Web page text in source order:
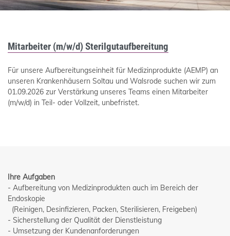
Mitarbeiter (m/w/d) Sterilgutaufbereitung
Für unsere Aufbereitungseinheit für Medizinprodukte (AEMP) an
unseren Krankenhäusern Soltau und Walsrode suchen wir zum
01.09.2026 zur Verstärkung unseres Teams einen Mitarbeiter
(m/w/d) in Teil- oder Vollzeit, unbefristet.
Ihre Aufgaben
- Aufbereitung von Medizinprodukten auch im Bereich der
Endoskopie
(Reinigen, Desinfizieren, Packen, Sterilisieren, Freigeben)
- Sicherstellung der Qualität der Dienstleistung
- Umsetzung der Kundenanforderungen